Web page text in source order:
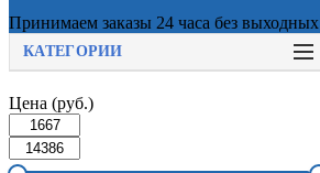
Принимаем заказы 24 часа без выходных
КАТЕГОРИИ
Цена (руб.)